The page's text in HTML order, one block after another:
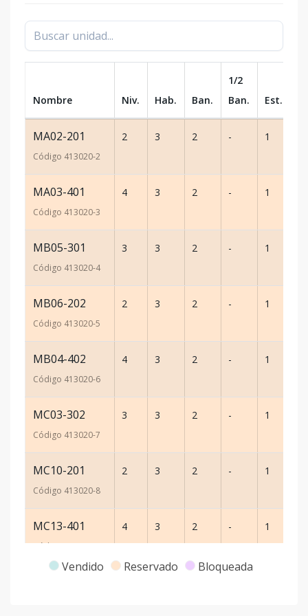
Nombre Niv. Hab. Ban.
1/2
Ban.
Est.
MA02-201
Código 413020-2
2 3 2 - 1
MA03-401
Código 413020-3
4 3 2 - 1
MB05-301
Código 413020-4
3 3 2 - 1
MB06-202
Código 413020-5
2 3 2 - 1
MB04-402
Código 413020-6
4 3 2 - 1
MC03-302
Código 413020-7
3 3 2 - 1
MC10-201
Código 413020-8
2 3 2 - 1
MC13-401
Código413020-9
4 3 2 - 1
Vendido Reservado Bloqueada